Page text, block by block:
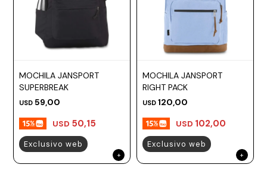
MOCHILA JANSPORT
SUPERBREAK
USD 59,00
USD 50,15
Exclusivo web
MOCHILA JANSPORT
RIGHT PACK
USD 120,00
USD 102,00
Exclusivo web